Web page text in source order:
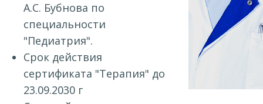
А.С. Бубнова по
специальности
"Педиатрия".
Срок действия
сертификата "Терапия" до
23.09.2030 г